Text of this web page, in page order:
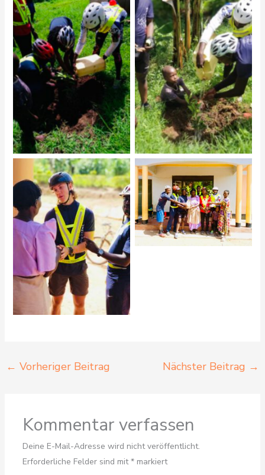
← Vorheriger Beitrag Nächster Beitrag →
Kommentar verfassen
Deine E-Mail-Adresse wird nicht veröffentlicht.
Erforderliche Felder sind mit*markiert